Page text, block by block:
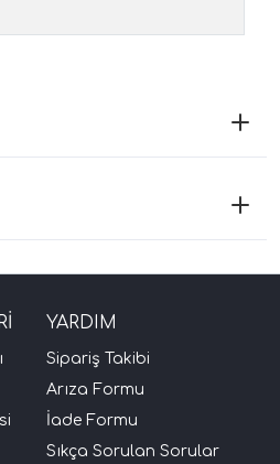
YARDIM
Sipariş Takibi
Arıza Formu
İade Formu
Sıkça Sorulan Sorular